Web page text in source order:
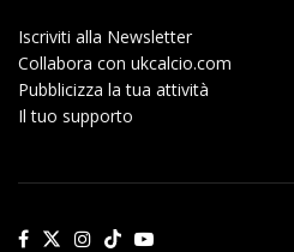
Iscriviti alla Newsletter
Collabora con ukcalcio.com
Pubblicizza la tua attività
Il tuo supporto